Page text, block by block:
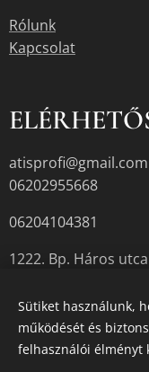
Rólunk
Kapcsolat
atisprofi@gmail.com
06202955668
06204104381
1222. Bp. Háros
A termékek aktuális
Sütiket használunk,
működését és
felhasználói élményt